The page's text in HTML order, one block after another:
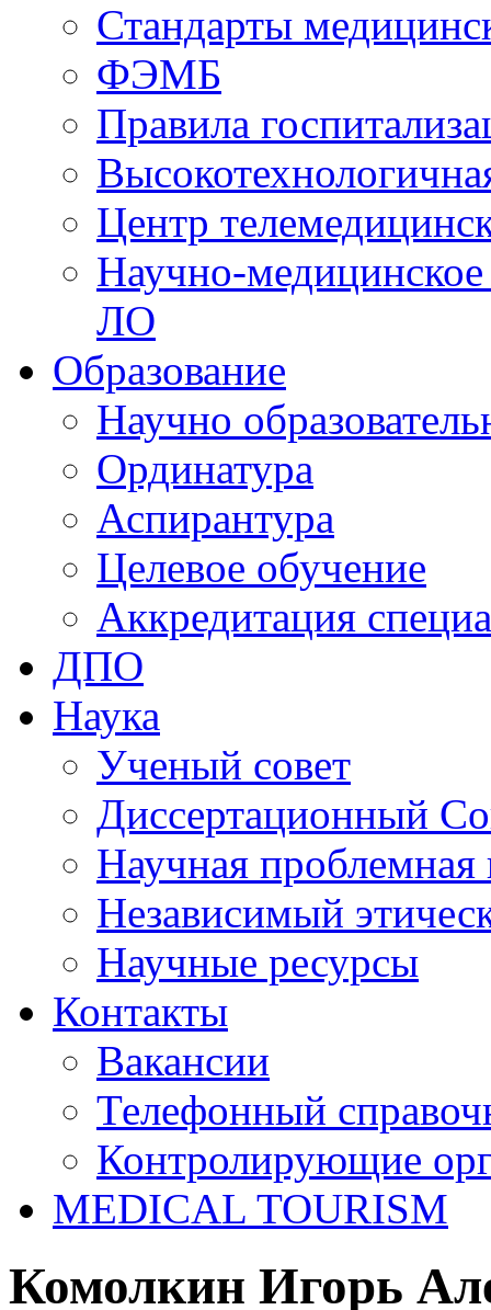
Стандарты
ФЭМБ
Правила
Центр
Научно-
ЛО
Образование
Научно
Ординатура
Аспирантура
Целевое обучение
Аккредитация
ДПО
Наука
Ученый совет
Диссертационный
Научная проблемная
Независимый
Научные ресурсы
Контакты
Вакансии
Телефонный
Контролирующие
MEDICAL TOURISM
Комолкин Игорь